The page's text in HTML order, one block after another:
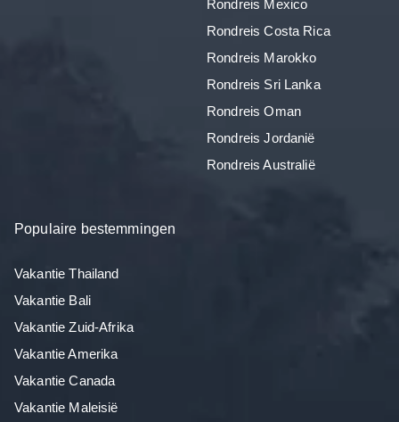
Rondreis Mexico
Rondreis Costa Rica
Rondreis Marokko
Rondreis Sri Lanka
Rondreis Oman
Rondreis Jordanië
Rondreis Australië
Populaire bestemmingen
Vakantie Thailand
Vakantie Bali
Vakantie Zuid-Afrika
Vakantie Amerika
Vakantie Canada
Vakantie Maleisië